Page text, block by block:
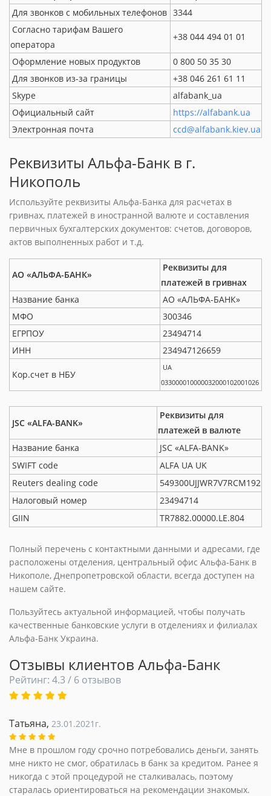
Для звонков с мобильных телефонов 3344
Согласно тарифам Вашего
оператора
+38 044 494 01 01
Оформление новых продуктов
0 800 50 35 30
Для звонков из-за границы
+38 046 261 61 11
Skype
alfabank_ua
Официальный сайт
https://alfabank.ua
Электронная почта
ccd@alfabank.kiev.ua
Реквизиты Альфа-Банк в г.
Никополь
Используйте реквизиты Альфа-Банка для расчетах в
гривнах, платежей в иностранной валюте и составления
первичных бухгалтерских документов: счетов, договоров,
актов выполненных работ и т.д.
АО «АЛЬФА-БАНК»
Реквизиты для
платежей в гривнах
Название банка
АО «АЛЬФА-БАНК»
МФО
300346
ЕГРПОУ
23494714
ИНН
234947126659
Кор.счет в НБУ
UA
033000010000032000102001026
JSC «ALFA-BANK»
Реквизиты для
платежей в валюте
Название банка
JSC «ALFA-BANK»
SWIFT code
ALFA UA UK
Reuters dealing code
549300UJJWR7V7RCM192
Налоговый номер
23494714
GIIN
TR7882.00000.LE.804
Полный перечень с контактными данными и адресами, где
расположены отделения, центральный офис Альфа-Банк в
Никополе, Днепропетровской области, всегда доступен на
нашем сайте.
Пользуйтесь актуальной информацией, чтобы получать
качественные банковские услуги в отделениях и филиалах
Альфа-Банк Украина.
Отзывы клиентов Альфа-Банк
Рейтинг: 4.3 / 6 отзывов
Татьяна, 23.01.2021г.
Мне в прошлом году срочно потребовались деньги, занять
мне никто не смог, обратилась в банк за кредитом. Ранее я
никогда с этой процедурой не сталкивалась, поэтому
старалась ориентироваться на рекомендации знакомых.